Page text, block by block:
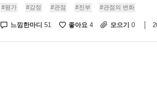
#평가 #감정 #관점 #진부 #관점의 변화
느낌한마디 51 좋아요 4 모으기 0